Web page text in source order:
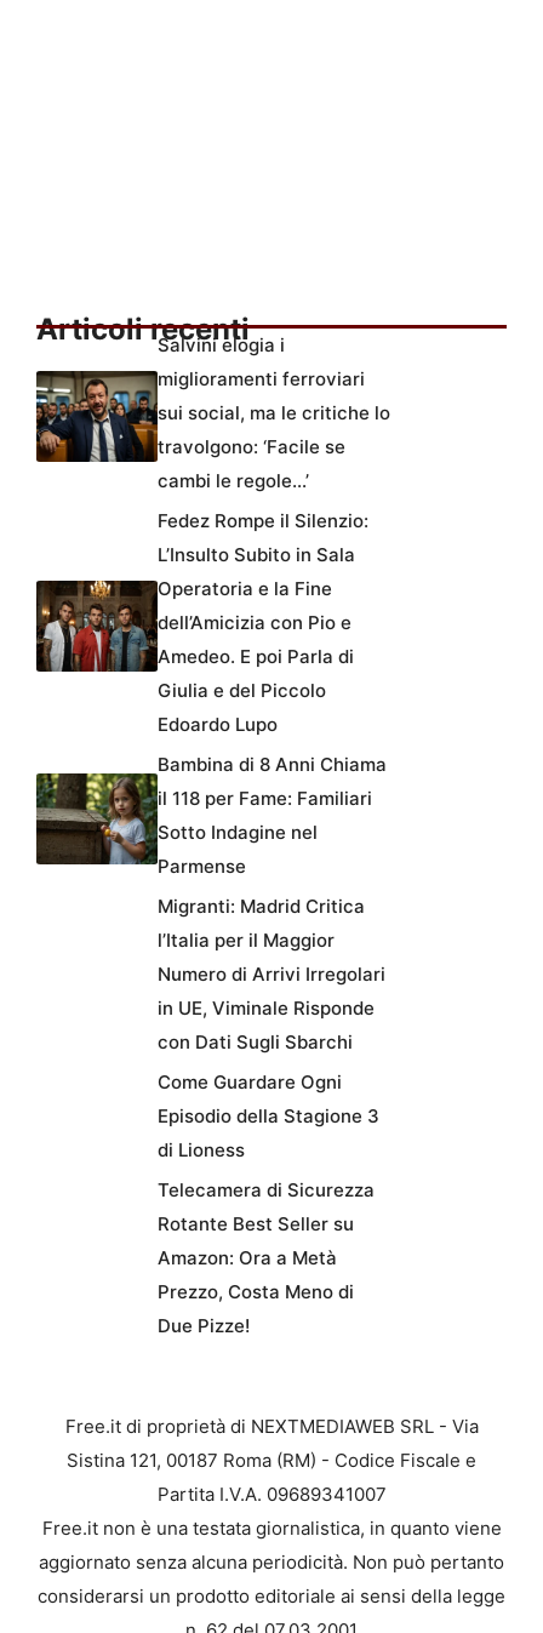
Articoli recenti
Salvini elogia i
miglioramenti ferroviari
sui social, ma le critiche lo
travolgono: ‘Facile se
cambi le regole…’
Fedez Rompe il Silenzio:
L’Insulto Subito in Sala
Operatoria e la Fine
dell’Amicizia con Pio e
Amedeo. E poi Parla di
Giulia e del Piccolo
Edoardo Lupo
Bambina di 8 Anni Chiama
il 118 per Fame: Familiari
Sotto Indagine nel
Parmense
Migranti: Madrid Critica
l’Italia per il Maggior
Numero di Arrivi Irregolari
in UE, Viminale Risponde
con Dati Sugli Sbarchi
Come Guardare Ogni
Episodio della Stagione 3
di Lioness
Telecamera di Sicurezza
Rotante Best Seller su
Amazon: Ora a Metà
Prezzo, Costa Meno di
Due Pizze!
Free.it di proprietà di NEXTMEDIAWEB SRL - Via
Sistina 121, 00187 Roma (RM) - Codice Fiscale e
Partita I.V.A. 09689341007
Free.it non è una testata giornalistica, in quanto viene
aggiornato senza alcuna periodicità. Non può pertanto
considerarsi un prodotto editoriale ai sensi della legge